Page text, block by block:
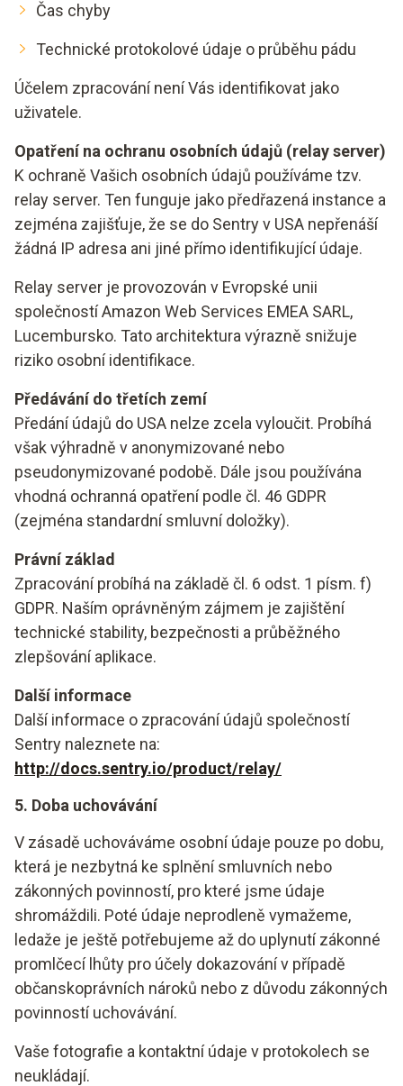
Čas chyby
Technické protokolové údaje o průběhu pádu
Účelem zpracování není Vás identifikovat jako
uživatele.
Opatření na ochranu osobních údajů (relay server)
K ochraně Vašich osobních údajů používáme tzv.
relay server. Ten funguje jako předřazená instance a
zejména zajišťuje, že se do Sentry v USA nepřenáší
žádná IP adresa ani jiné přímo identifikující údaje.
Relay server je provozován v Evropské unii
společností Amazon Web Services EMEA SARL,
Lucembursko. Tato architektura výrazně snižuje
riziko osobní identifikace.
Předávání do třetích zemí
Předání údajů do USA nelze zcela vyloučit. Probíhá
však výhradně v anonymizované nebo
pseudonymizované podobě. Dále jsou používána
vhodná ochranná opatření podle čl. 46 GDPR
(zejména standardní smluvní doložky).
Právní základ
Zpracování probíhá na základě čl. 6 odst. 1 písm. f)
GDPR. Naším oprávněným zájmem je zajištění
technické stability, bezpečnosti a průběžného
zlepšování aplikace.
Další informace
Další informace o zpracování údajů společností
Sentry naleznete na:
http://docs.sentry.io/product/relay/
5. Doba uchovávání
V zásadě uchováváme osobní údaje pouze po dobu,
která je nezbytná ke splnění smluvních nebo
zákonných povinností, pro které jsme údaje
shromáždili. Poté údaje neprodleně vymažeme,
ledaže je ještě potřebujeme až do uplynutí zákonné
promlčecí lhůty pro účely dokazování v případě
občanskoprávních nároků nebo z důvodu zákonných
povinností uchovávání.
Vaše fotografie a kontaktní údaje v protokolech se
neukládají.